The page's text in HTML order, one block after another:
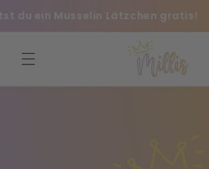
siirry
sisältöön
ein Musselin Lätzchen gratis!